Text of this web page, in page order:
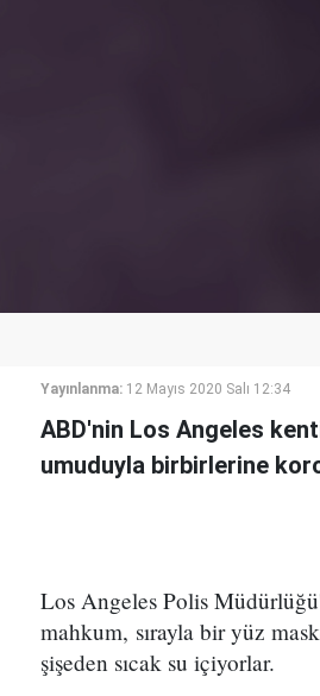
Yayınlanma: 12 Mayıs 2020 Salı 12:34
ABD'nin Los Angeles
umuduyla birbirlerine
Los Angeles Polis
mahkum, sırayla bir yüz
şişeden sıcak su içiyorlar.